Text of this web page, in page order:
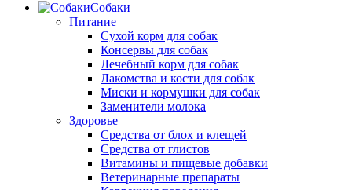
Собаки
Питание
Сухой корм для собак
Консервы для собак
Лечебный корм для собак
Лакомства и кости для собак
Миски и кормушки для собак
Заменители молока
Здоровье
Средства от блох и клещей
Средства от глистов
Витамины и пищевые добавки
Ветеринарные препараты